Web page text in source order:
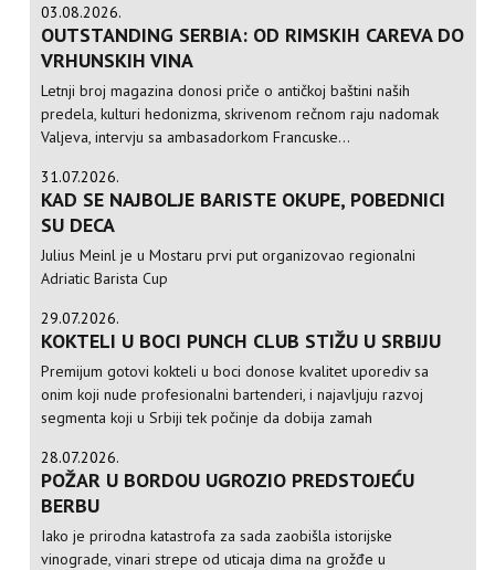
03.08.2026.
OUTSTANDING SERBIA: OD RIMSKIH CAREVA DO
VRHUNSKIH VINA
Letnji broj magazina donosi priče o antičkoj baštini naših
predela, kulturi hedonizma, skrivenom rečnom raju nadomak
Valjeva, intervju sa ambasadorkom Francuske...
31.07.2026.
KAD SE NAJBOLJE BARISTE OKUPE, POBEDNICI
SU DECA
Julius Meinl je u Mostaru prvi put organizovao regionalni
Adriatic Barista Cup
29.07.2026.
KOKTELI U BOCI PUNCH CLUB STIŽU U SRBIJU
Premijum gotovi kokteli u boci donose kvalitet uporediv sa
onim koji nude profesionalni bartenderi, i najavljuju razvoj
segmenta koji u Srbiji tek počinje da dobija zamah
28.07.2026.
POŽAR U BORDOU UGROZIO PREDSTOJEĆU
BERBU
Iako je prirodna katastrofa za sada zaobišla istorijske
vinograde, vinari strepe od uticaja dima na grožđe u